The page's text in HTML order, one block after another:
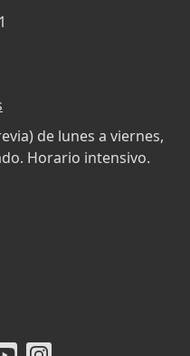
de lunes a viernes,
Horario intensivo.